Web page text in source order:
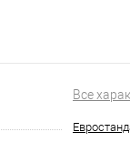
Все